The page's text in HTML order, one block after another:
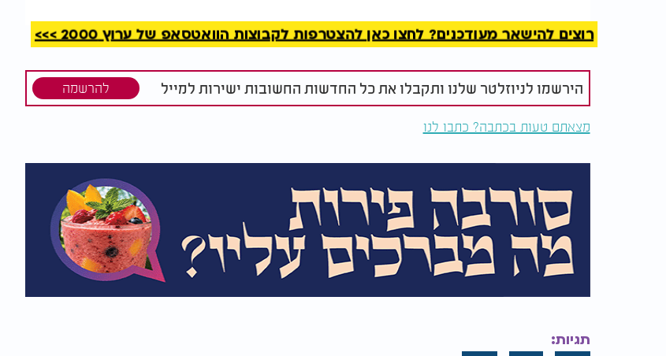
חצי כוס שוקולד ציפס 75 גרם​
אופן ההכנה זמן עבודה כ 15 דקות​
מחממים תנור ל 120 מעלות טורבו. מפזרים את הקמח על מגש מרופד נייר אפייה ומכניסים ל 12
בקערת מיקסר שמים את הסוכר החום וקוביות חמאה קרה. מפעילים את המיקסר עם וו פדל
מוסיפים למיקסר את השמנת המתוקה, תמצית הווניל והמלח, וממשיכים לערבל עד לאיחוד
מלא.​
מוסיפים לתערובת את הקמח המפוסטר ומפעילים שוב את המיקסר עד שנוצר בצק חלק.​
מוסיפים את שוקולד הציפס, מערבבים לערבוב קצר נוסף עד לפיזור שווה של השוקולד בבצק.​
מעבירים לקופסה אטומה. ניתן לאכול מיד, לשמור במקרר עד כשבוע, או להקפיא למשך כחצי
שנה. למעוניינים, אפשר גם ליצור כדורים ולאפות כעוגיות.​
להגיש בקערית לצד גלידה. האפשרות להכין בבית את אותו טעם מוכר מהמקור מעניקה לחובבי
רוצים להישאר מעודכנים? לחצו כאן להצטרפות לקבוצות הוואטסאפ של ערוץ 2000 >>>
הירשמו לניוזלטר שלנו ותקבלו את כל החדשות החשובות ישירות למייל להרשמה
מצאתם טעות בכתבה? כתבו לנו
תגיות: